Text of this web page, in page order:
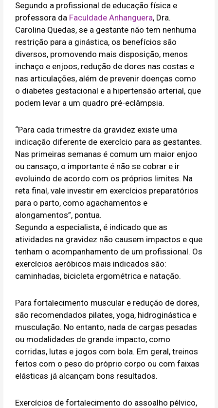
Segundo a profissional de educação física e
professora da Faculdade Anhanguera, Dra.
Carolina Quedas, se a gestante não tem nenhuma
restrição para a ginástica, os benefícios são
diversos, promovendo mais disposição, menos
inchaço e enjoos, redução de dores nas costas e
nas articulações, além de prevenir doenças como
o diabetes gestacional e a hipertensão arterial, que
podem levar a um quadro pré-eclâmpsia.
“Para cada trimestre da gravidez existe uma
indicação diferente de exercício para as gestantes.
Nas primeiras semanas é comum um maior enjoo
ou cansaço, o importante é não se cobrar e ir
evoluindo de acordo com os próprios limites. Na
reta final, vale investir em exercícios preparatórios
para o parto, como agachamentos e
alongamentos”, pontua.
Segundo a especialista, é indicado que as
atividades na gravidez não causem impactos e que
tenham o acompanhamento de um profissional. Os
exercícios aeróbicos mais indicados são:
caminhadas, bicicleta ergométrica e natação.
Para fortalecimento muscular e redução de dores,
são recomendados pilates, yoga, hidroginástica e
musculação. No entanto, nada de cargas pesadas
ou modalidades de grande impacto, como
corridas, lutas e jogos com bola. Em geral, treinos
feitos com o peso do próprio corpo ou com faixas
elásticas já alcançam bons resultados.
Exercícios de fortalecimento do assoalho pélvico,